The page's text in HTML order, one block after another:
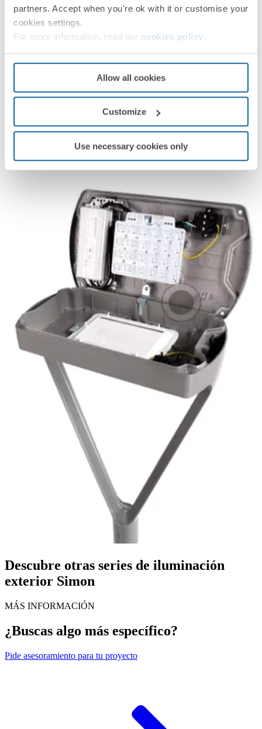
partners. Accept when you're ok with it or customise your
cookies settings.
For more information, read our cookies policy
Allow all cookies
Customize
Use necessary cookies only
Descubre otras series de iluminación
exterior Simon
MÁS INFORMACIÓN
¿Buscas algo más específico?
Pide asesoramiento para tu proyecto